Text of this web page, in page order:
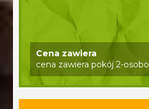
Cena zawiera
cena zawiera pokój 2-